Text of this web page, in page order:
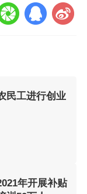
民工进行创业
年开展补贴